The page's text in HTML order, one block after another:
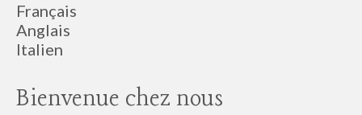
Français
Anglais
Italien
Bienvenue chez nous